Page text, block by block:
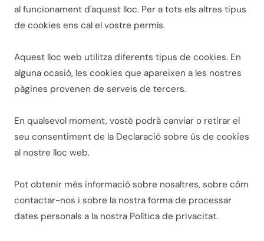
al funcionament d'aquest lloc. Per a tots els altres tipus
de cookies ens cal el vostre permís.
Aquest lloc web utilitza diferents tipus de cookies. En
alguna ocasió, les cookies que apareixen a les nostres
pàgines provenen de serveis de tercers.
En qualsevol moment, vostè podrà canviar o retirar el
seu consentiment de la Declaració sobre ús de cookies
al nostre lloc web.
Pot obtenir més informació sobre nosaltres, sobre cóm
contactar-nos i sobre la nostra forma de processar
dates personals a la nostra Política de privacitat.